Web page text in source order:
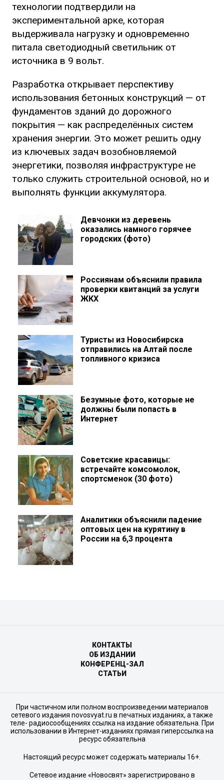
технологии подтвердили на
экспериментальной арке, которая
выдерживала нагрузку и одновременно
питала светодиодный светильник от
источника в 9 вольт.
Разработка открывает перспективу
использования бетонных конструкций — от
фундаментов зданий до дорожного
покрытия — как распределённых систем
хранения энергии. Это может решить одну
из ключевых задач возобновляемой
энергетики, позволяя инфраструктуре не
только служить строительной основой, но и
выполнять функции аккумулятора.
Девчонки из деревень
оказались намного горячее
городских (фото)
Россиянам объяснили правила
проверки квитанций за услуги
ЖКХ
Туристы из Новосибирска
отправились на Алтай после
топливного кризиса
Безумные фото, которые не
должны были попасть в
Интернет
Советские красавицы:
встречайте комсомолок,
спортсменок (30 фото)
Аналитики объяснили падение
оптовых цен на курятину в
России на 6,3 процента
КОНТАКТЫ
ОБ ИЗДАНИИ
КОНФЕРЕНЦ-ЗАЛ
СТАТЬИ
При частичном или полном воспроизведении материалов
сетевого издания novosvyat.ru в печатных изданиях, а также
теле- радиосообщениях ссылка на издание обязательна. При
использовании в Интернет-изданиях прямая гиперссылка на
ресурс обязательна
Настоящий ресурс может содержать материалы 16+.
Сетевое издание «Новосвят» зарегистрировано в